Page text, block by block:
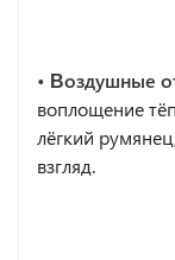
• Воздушные
воплощение
лёгкий
взгляд.